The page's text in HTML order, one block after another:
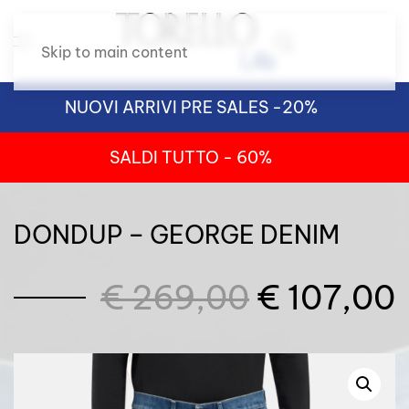
Skip to main content
NUOVI ARRIVI PRE SALES -20%
SALDI TUTTO - 60%
DONDUP – GEORGE DENIM
€269,00 Il
originale
€ 107,00